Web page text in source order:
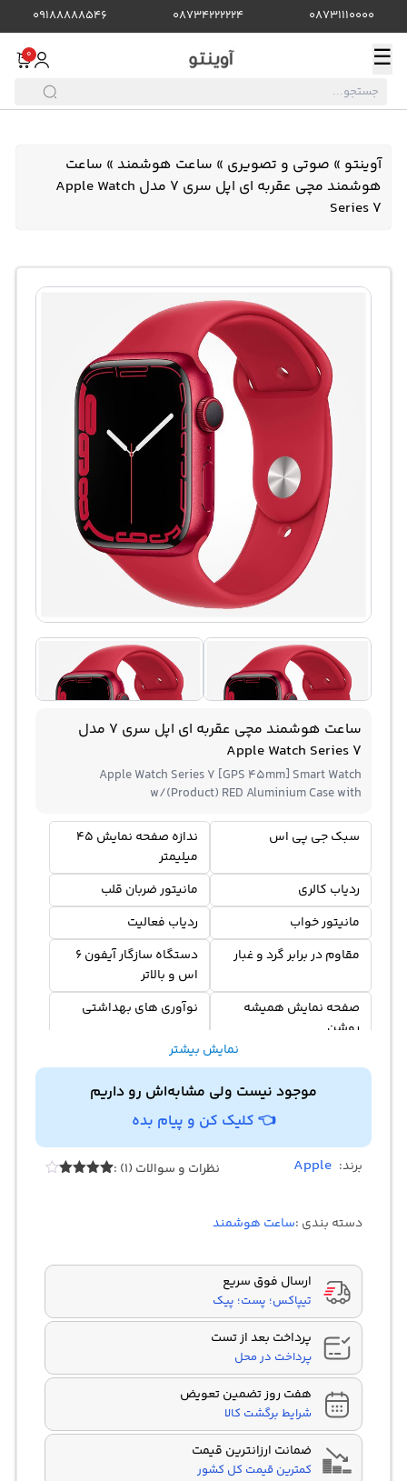
08731110000
08734222224
09188888546
☰
0
آوینتو » صوتی و تصویری » ساعت هوشمند» ساعت
هوشمند مچی عقربه ای اپل سری 7 مدل Apple Watch
Series 7
ساعت هوشمند مچی عقربه ای اپل سری 7 مدل
Apple Watch Series 7
Apple Watch Series 7 [GPS 45mm] Smart Watch
w/(Product) RED Aluminium Case with
سبک جی پی اس
ندازه صفحه نمایش 45
میلیمتر
ردیاب کالری
مانیتور ضربان قلب
مانیتور خواب
ردیاب فعالیت
مقاوم در برابر گرد و غبار
دستگاه سازگار آیفون 6
اس و بالاتر
صفحه نمایش همیشه
روشن
نوآوری های بهداشتی
دوام باورنکردنی و ضد
شنا
نمایش بیشتر
موجود نیست ولی مشابه‌اش رو داریم
👈 کلیک کن و پیام بده
برند: Apple نظرات و سوالات (1) :
دسته بندی :ساعت هوشمند
ارسال فوق سریع
تیپاکس؛ پست؛ پیک
پرداخت بعد از تست
پرداخت در محل
هفت روز تضمین تعویض
شرایط برگشت کالا
ضمانت ارزانترین قیمت
کمترین قیمت کل کشور